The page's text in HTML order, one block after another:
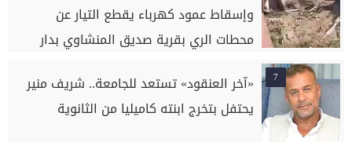
وإسقاط عمود كهرباء يقطع التيار عن
محطات الري بقرية صديق المنشاوي بدار
7
«آخر العنقود» تستعد للجامعة.. شريف منير
يحتفل بتخرج ابنته كاميليا من الثانوية